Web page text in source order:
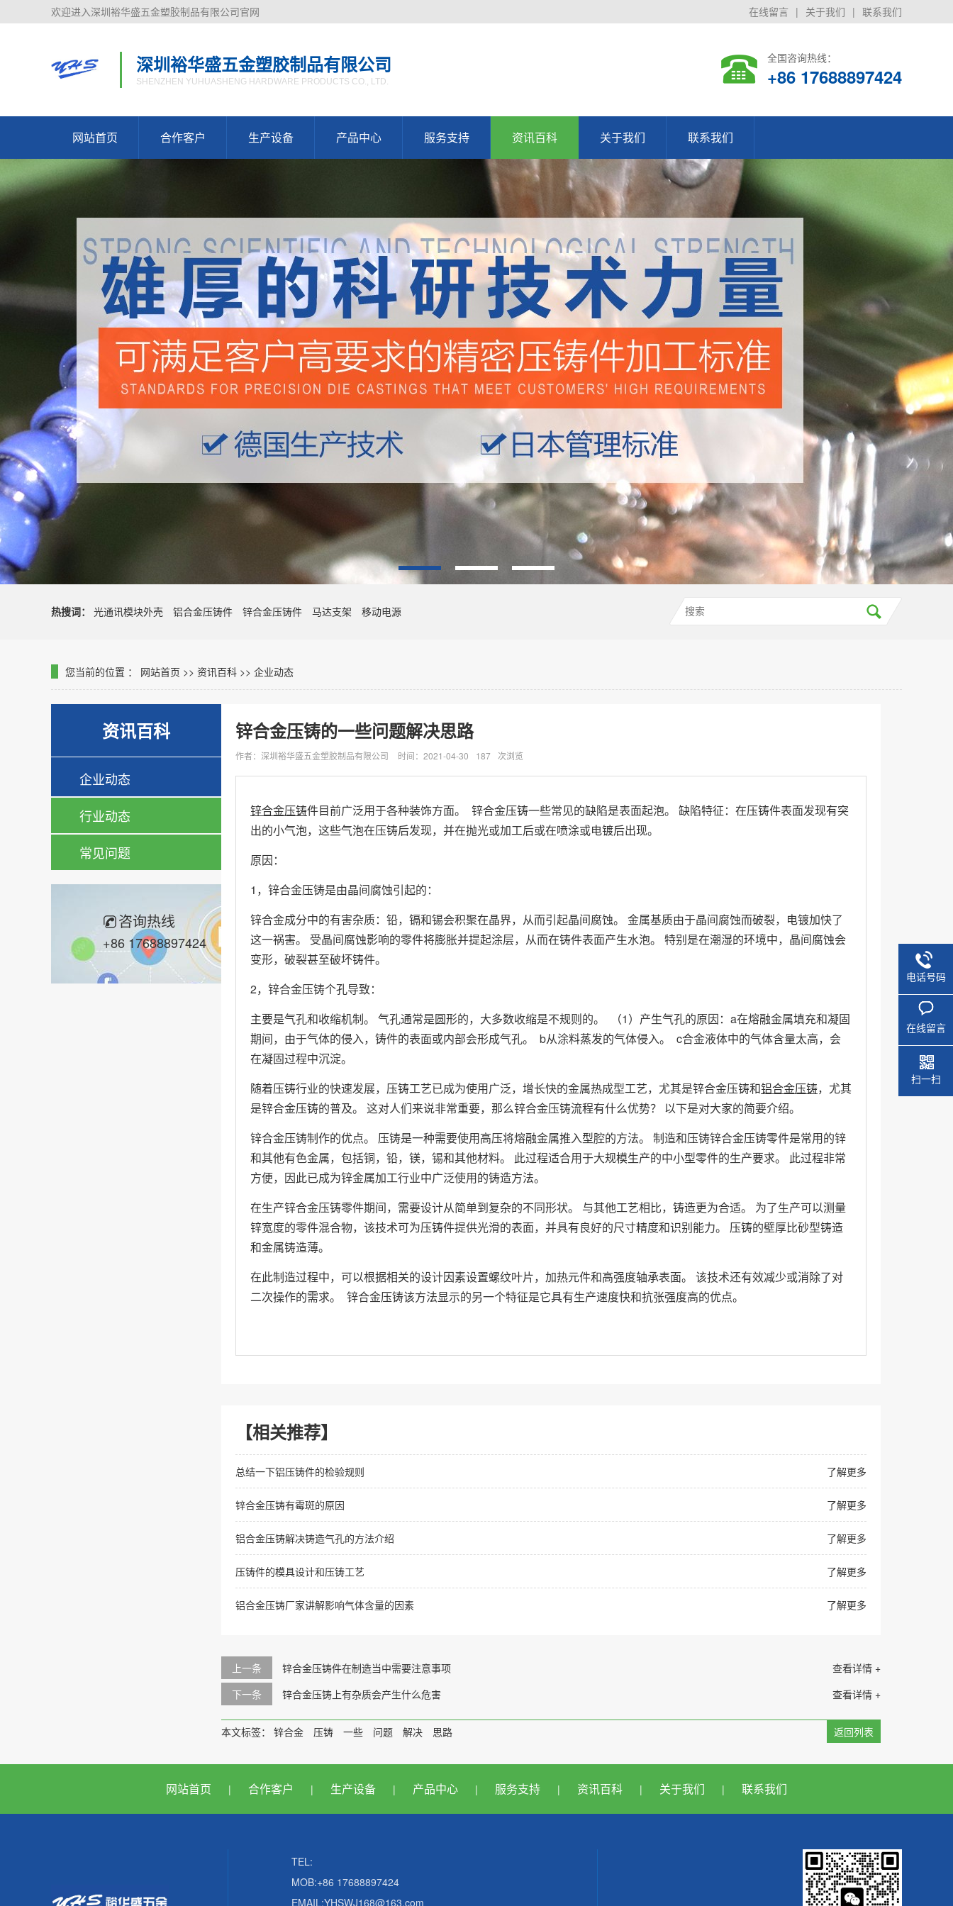
在线留言 | 关于我们 | 联系我们
欢迎进入深圳裕华盛五金塑胶制品有限公司官网
深圳裕华盛五金塑胶制品有限公司
SHENZHEN YUHUASHENG HARDWARE PRODUCTS CO., LTD.
全国咨询热线：
+86 17688897424
网站首页 合作客户 生产设备 产品中心 服务支持 资讯百科 关于我们 联系我们
热搜词： 光通讯模块外壳 铝合金压铸件 锌合金压铸件 马达支架 移动电源
您当前的位置 ： 网站首页 >> 资讯百科 >> 企业动态
资讯百科
企业动态
行业动态
常见问题
咨询热线
+86 17688897424
锌合金压铸的一些问题解决思路
作者：深圳裕华盛五金塑胶制品有限公司 时间：2021-04-30 187 次浏览
锌合金压铸件目前广泛用于各种装饰方面。 锌合金压铸一些常见的缺陷是表面起泡。 缺陷特征：在压铸件表面发现有突
出的小气泡，这些气泡在压铸后发现，并在抛光或加工后或在喷涂或电镀后出现。
原因：
1，锌合金压铸是由晶间腐蚀引起的：
锌合金成分中的有害杂质：铅，镉和锡会积聚在晶界，从而引起晶间腐蚀。 金属基质由于晶间腐蚀而破裂，电镀加快了
这一祸害。 受晶间腐蚀影响的零件将膨胀并提起涂层，从而在铸件表面产生水泡。 特别是在潮湿的环境中，晶间腐蚀会
变形，破裂甚至破坏铸件。
2，锌合金压铸个孔导致：
主要是气孔和收缩机制。 气孔通常是圆形的，大多数收缩是不规则的。 （1）产生气孔的原因：a在熔融金属填充和凝固
期间，由于气体的侵入，铸件的表面或内部会形成气孔。 b从涂料蒸发的气体侵入。 c合金液体中的气体含量太高，会
在凝固过程中沉淀。
随着压铸行业的快速发展，压铸工艺已成为使用广泛，增长快的金属热成型工艺，尤其是锌合金压铸和铝合金压铸，尤其
是锌合金压铸的普及。 这对人们来说非常重要，那么锌合金压铸流程有什么优势？ 以下是对大家的简要介绍。
锌合金压铸制作的优点。 压铸是一种需要使用高压将熔融金属推入型腔的方法。 制造和压铸锌合金压铸零件是常用的锌
和其他有色金属，包括铜，铅，镁，锡和其他材料。 此过程适合用于大规模生产的中小型零件的生产要求。 此过程非常
方便，因此已成为锌金属加工行业中广泛使用的铸造方法。
在生产锌合金压铸零件期间，需要设计从简单到复杂的不同形状。 与其他工艺相比，铸造更为合适。 为了生产可以测量
锌宽度的零件混合物，该技术可为压铸件提供光滑的表面，并具有良好的尺寸精度和识别能力。 压铸的壁厚比砂型铸造
和金属铸造薄。
在此制造过程中，可以根据相关的设计因素设置螺纹叶片，加热元件和高强度轴承表面。 该技术还有效减少或消除了对
二次操作的需求。 锌合金压铸该方法显示的另一个特征是它具有生产速度快和抗张强度高的优点。
【相关推荐】
了解更多
总结一下铝压铸件的检验规则
了解更多
锌合金压铸有霉斑的原因
了解更多
铝合金压铸解决铸造气孔的方法介绍
了解更多
压铸件的模具设计和压铸工艺
了解更多
铝合金压铸厂家讲解影响气体含量的因素
上一条 查看详情 +
锌合金压铸件在制造当中需要注意事项
下一条
查看详情 +
锌合金压铸上有杂质会产生什么危害
返回列表
本文标签： 锌合金 压铸 一些 问题 解决 思路
网站首页 | 合作客户 | 生产设备 | 产品中心 | 服务支持 | 资讯百科 | 关于我们 | 联系我们
TEL:
MOB:+86 17688897424
EMAIL:YHSWJ168@163.com
电话号码
在线留言
扫一扫